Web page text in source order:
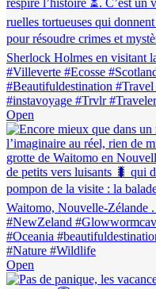
Open
Open